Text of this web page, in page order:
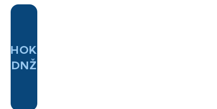
HOK
DNŽ